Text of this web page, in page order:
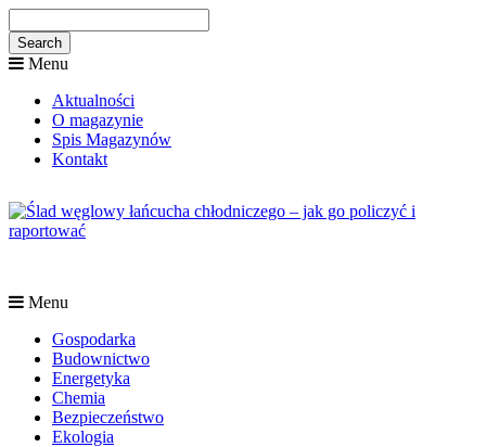
Menu
Aktualności
O magazynie
Spis Magazynów
Kontakt
Menu
Gospodarka
Budownictwo
Energetyka
Chemia
Bezpieczeństwo
Ekologia